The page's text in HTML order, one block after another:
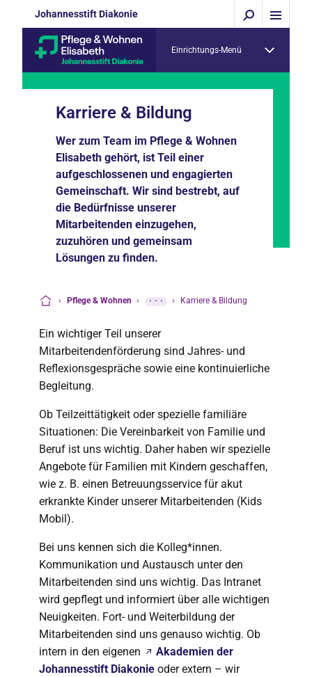
Johannesstift Diakonie
Einrichtungs-Menü
Karriere & Bildung
Wer zum Team im Pflege & Wohnen
Elisabeth gehört, ist Teil einer
aufgeschlossenen und engagierten
Gemeinschaft. Wir sind bestrebt, auf
die Bedürfnisse unserer
Mitarbeitenden einzugehen,
zuzuhören und gemeinsam
Lösungen zu finden.
› Pflege & Wohnen › ··· › Karriere & Bildung
Ein wichtiger Teil unserer
Mitarbeitendenförderung sind Jahres- und
Reflexionsgespräche sowie eine kontinuierliche
Begleitung.
Ob Teilzeittätigkeit oder spezielle familiäre
Situationen: Die Vereinbarkeit von Familie und
Beruf ist uns wichtig. Daher haben wir spezielle
Angebote für Familien mit Kindern geschaffen,
wie z. B. einen Betreuungsservice für akut
erkrankte Kinder unserer Mitarbeitenden (Kids
Mobil).
Bei uns kennen sich die Kolleg*innen.
Kommunikation und Austausch unter den
Mitarbeitenden sind uns wichtig. Das Intranet
wird gepflegt und informiert über alle wichtigen
Neuigkeiten. Fort- und Weiterbildung der
Mitarbeitenden sind uns genauso wichtig. Ob
intern in den eigenen
Akademien der
Johannesstift Diakonie oder extern – wir